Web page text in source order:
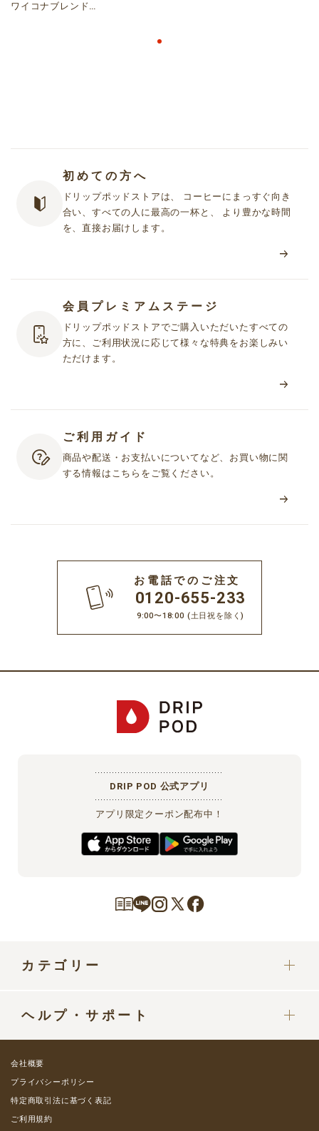
ワイコナブレンド
初めての方へ
ドリップポッドストアは、 コーヒーにまっすぐ向き
合い、すべての人に最高の一杯と、 より豊かな時間
を、直接お届けします。
会員プレミアムステージ
ドリップポッドストアでご購入いただいたすべての
方に、ご利用状況に応じて様々な特典をお楽しみい
ただけます。
ご利用ガイド
商品や配送・お支払いについてなど、お買い物に関
する情報はこちらをご覧ください。
お電話でのご注文
0120-655-233
9:00〜18:00 (土日祝を除く)
DRIP POD 公式アプリ
アプリ限定クーポン配布中！
カテゴリー
部品・パーツ
コーヒーミルク類
ヘルプ・サポート
ご利用ガイド
会社概要
プライバシーポリシー
特定商取引法に基づく表記
ご利用規約